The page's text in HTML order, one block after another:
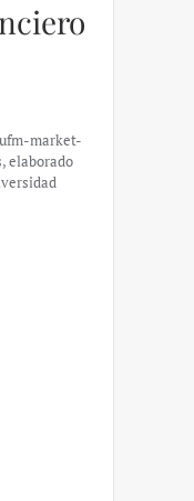
market-
elaborado